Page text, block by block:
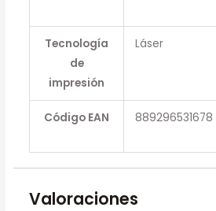
Tecnología
de
impresión
Láser
Código EAN 889296531678
Valoraciones